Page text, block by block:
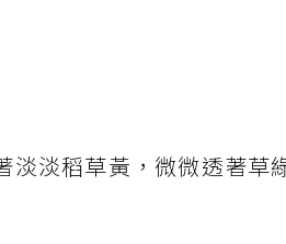
淡稻草黃，微微透著草